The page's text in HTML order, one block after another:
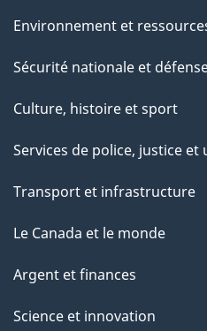
Environnement et
Sécurité nationale et
Culture, histoire et sport
Services de police, justice et
Transport et infrastructure
Le Canada et le monde
Argent et finances
Science et innovation